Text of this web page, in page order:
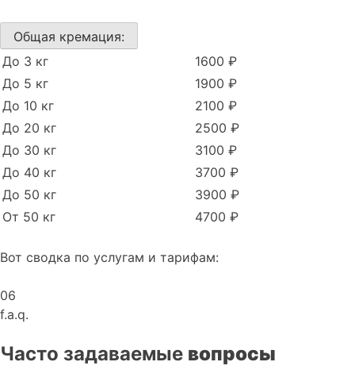
Общая кремация:
До 3 кг
1600 ₽
До 5 кг
1900 ₽
До 10 кг
2100 ₽
До 20 кг
2500 ₽
До 30 кг
3100 ₽
До 40 кг
3700 ₽
До 50 кг
3900 ₽
От 50 кг
4700 ₽
Вот сводка по услугам и тарифам:
06
f.a.q.
Часто задаваемые вопросы